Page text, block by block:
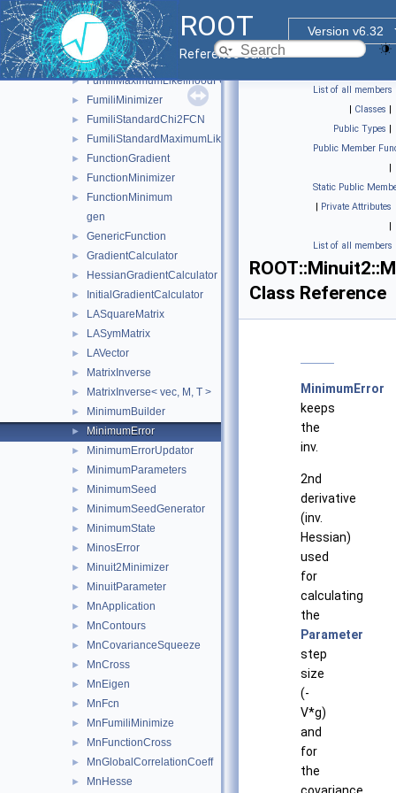
ROOT
Version v6.32
Reference Guide
► FumiliErrorUpdator
► FumiliFCNAdapter
► FumiliFCNBase
► FumiliGradientCalculator
► FumiliMaximumLikelihoodFCN
► FumiliMinimizer
► FumiliStandardChi2FCN
► FumiliStandardMaximumLikelihoodFCN
► FunctionGradient
► FunctionMinimizer
►
FunctionMinimum
gen
► GenericFunction
► GradientCalculator
► HessianGradientCalculator
► InitialGradientCalculator
► LASquareMatrix
► LASymMatrix
► LAVector
► MatrixInverse
► MatrixInverse< vec, M, T >
► MinimumBuilder
► MinimumError
► MinimumErrorUpdator
► MinimumParameters
► MinimumSeed
► MinimumSeedGenerator
► MinimumState
► MinosError
► Minuit2Minimizer
► MinuitParameter
► MnApplication
► MnContours
► MnCovarianceSqueeze
► MnCross
► MnEigen
► MnFcn
► MnFumiliMinimize
► MnFunctionCross
► MnGlobalCorrelationCoeff
► MnHesse
List of all members
| Classes |
Public Types |
Public Member
|
Static Public
| Private Attributes
|
List of all members
Class Reference
MinimumError
keeps
the
inv.
2nd
derivative
(inv.
Hessian)
used
for
calculating
the
Parameter
step
size
(-
V*g)
and
for
the